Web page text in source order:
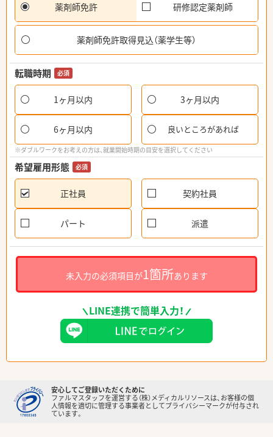
薬剤師免許 研修認定薬剤師
薬剤師免許取得見込（薬学生等）
転職時期 必須
1ヶ月以内 3ヶ月以内
6ヶ月以内 良いところがあれば
※ダブルワークをお考えの方は、就業開始時期の目安を選択してください
希望雇用形態 必須
正社員 契約社員
パート 派遣
未入力の必須項目が1箇所あります
LINE連携で簡単入力！
安心してご登録いただくために
ファルマスタッフを運営する（株）メディカルリソースは、お客様の個
人情報を適切に管理する事業者としてプライバシーマークが付与され
ています。